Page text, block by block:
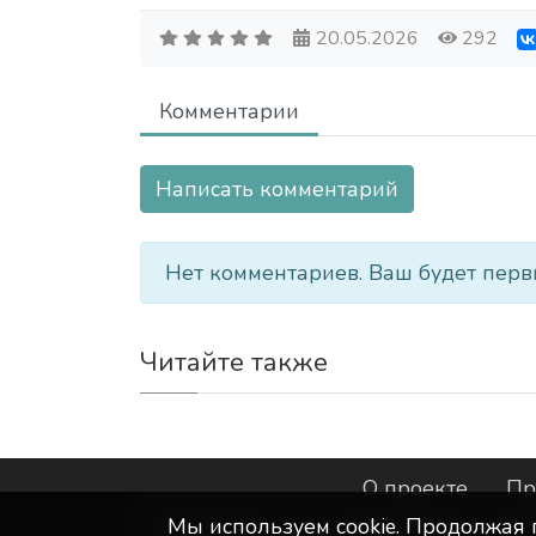
20.05.2026 292
Комментарии
Написать комментарий
Нет комментариев. Ваш будет
Читайте также
О проекте
Мы используем сookie. Продолжая